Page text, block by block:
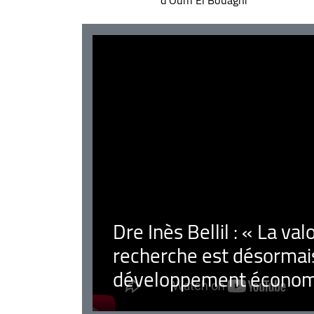
Dre Inès Bellil : « La
recherche est
développement